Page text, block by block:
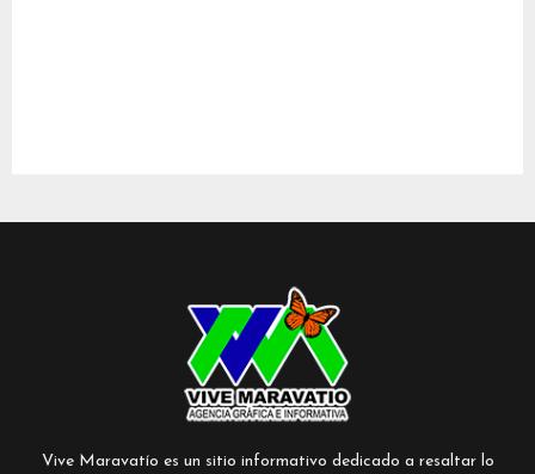
Vive Maravatío es un sitio informativo dedicado a resaltar lo